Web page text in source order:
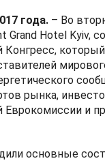
года. – Во
Grand Hotel Kyiv,
Конгресс,
рынка,
Еврокомиссии и
основные